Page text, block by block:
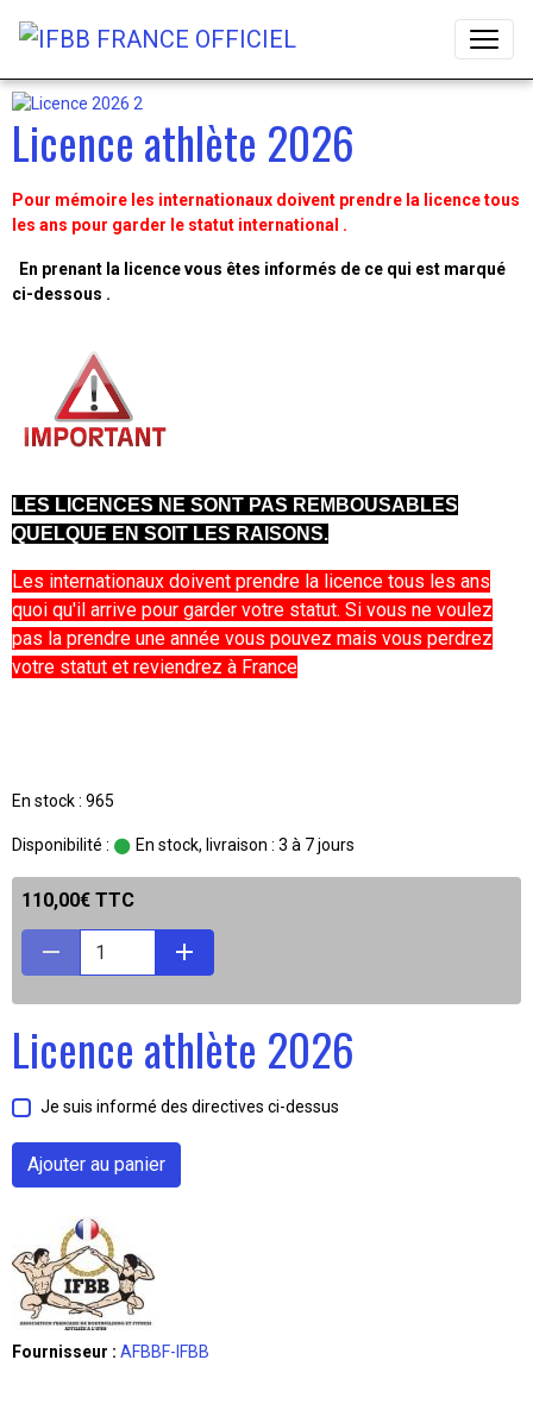
Licence athlète 2026
Pour mémoire les internationaux doivent prendre la licence tous
les ans pour garder le statut international .
En prenant la licence vous êtes informés de ce qui est marqué
ci-dessous .
LES LICENCES NE SONT PAS REMBOUSABLES
QUELQUE EN SOIT LES RAISONS.
Les internationaux doivent prendre la licence tous les ans
quoi qu'il arrive pour garder votre statut. Si vous ne voulez
pas la prendre une année vous pouvez mais vous perdrez
votre statut et reviendrez à France
En stock : 965
Disponibilité : En stock, livraison : 3 à 7 jours
110,00€ TTC
Licence athlète 2026
Je suis informé des directives ci-dessus
Ajouter au panier
Fournisseur : AFBBF-IFBB